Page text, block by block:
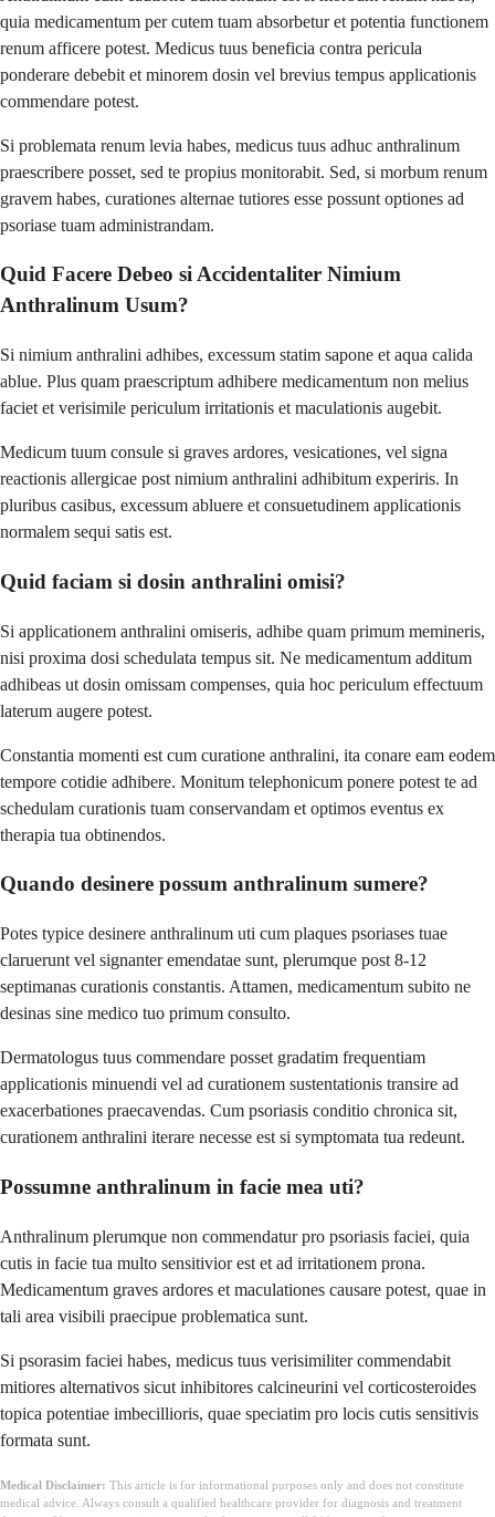
quia medicamentum per cutem tuam absorbetur et potentia functionem
renum afficere potest. Medicus tuus beneficia contra pericula
ponderare debebit et minorem dosin vel brevius tempus applicationis
commendare potest.
Si problemata renum levia habes, medicus tuus adhuc anthralinum
praescribere posset, sed te propius monitorabit. Sed, si morbum renum
gravem habes, curationes alternae tutiores esse possunt optiones ad
psoriase tuam administrandam.
Quid Facere Debeo si Accidentaliter Nimium
Anthralinum Usum?
Si nimium anthralini adhibes, excessum statim sapone et aqua calida
ablue. Plus quam praescriptum adhibere medicamentum non melius
faciet et verisimile periculum irritationis et maculationis augebit.
Medicum tuum consule si graves ardores, vesicationes, vel signa
reactionis allergicae post nimium anthralini adhibitum experiris. In
pluribus casibus, excessum abluere et consuetudinem applicationis
normalem sequi satis est.
Quid faciam si dosin anthralini omisi?
Si applicationem anthralini omiseris, adhibe quam primum memineris,
nisi proxima dosi schedulata tempus sit. Ne medicamentum additum
adhibeas ut dosin omissam compenses, quia hoc periculum effectuum
laterum augere potest.
Constantia momenti est cum curatione anthralini, ita conare eam eodem
tempore cotidie adhibere. Monitum telephonicum ponere potest te ad
schedulam curationis tuam conservandam et optimos eventus ex
therapia tua obtinendos.
Quando desinere possum anthralinum sumere?
Potes typice desinere anthralinum uti cum plaques psoriases tuae
claruerunt vel signanter emendatae sunt, plerumque post 8-12
septimanas curationis constantis. Attamen, medicamentum subito ne
desinas sine medico tuo primum consulto.
Dermatologus tuus commendare posset gradatim frequentiam
applicationis minuendi vel ad curationem sustentationis transire ad
exacerbationes praecavendas. Cum psoriasis conditio chronica sit,
curationem anthralini iterare necesse est si symptomata tua redeunt.
Possumne anthralinum in facie mea uti?
Anthralinum plerumque non commendatur pro psoriasis faciei, quia
cutis in facie tua multo sensitivior est et ad irritationem prona.
Medicamentum graves ardores et maculationes causare potest, quae in
tali area visibili praecipue problematica sunt.
Si psorasim faciei habes, medicus tuus verisimiliter commendabit
mitiores alternativos sicut inhibitores calcineurini vel corticosteroides
topica potentiae imbecillioris, quae speciatim pro locis cutis sensitivis
formata sunt.
Medical Disclaimer: This article is for informational purposes only and does not constitute
medical advice. Always consult a qualified healthcare provider for diagnosis and treatment